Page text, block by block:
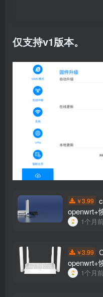
仅支持v1版本。
￥3.99
openwrt+
1个月前
￥3.99
openwrt+
1个月前